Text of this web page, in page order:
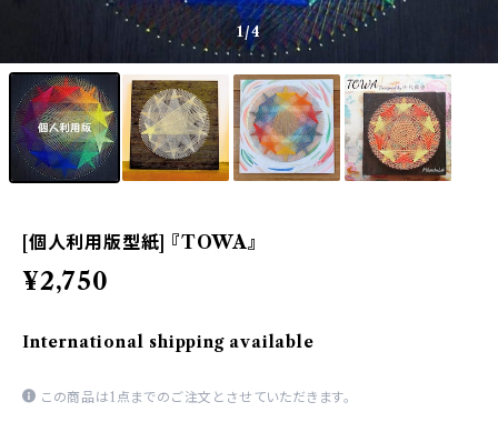
1/4
[個人利用版型紙] 『TOWA』
¥2,750
International shipping available
この商品は1点までのご注文とさせていただきます。